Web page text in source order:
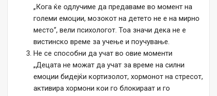
„Кога ќе одлучиме да предаваме во момент на
големи емоции, мозокот на детето не е на мирно
место“, вели психологот. Тоа значи дека не е
вистинско време за учење и поучување.
Не се способни да учат во овие моменти
„Децата не можат да учат за време на силни
емоции бидејќи кортизолот, хормонот на стресот,
активира хормони кои го блокираат и го